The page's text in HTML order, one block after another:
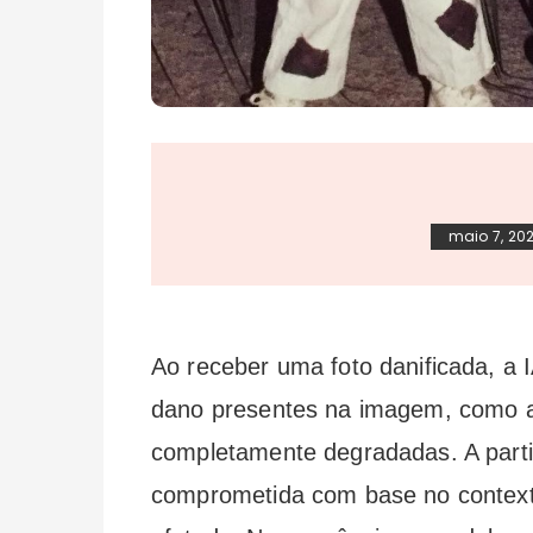
maio 7,
Ao receber uma foto danificada, a
dano presentes na imagem, como
completamente degradadas. A
comprometida com base no